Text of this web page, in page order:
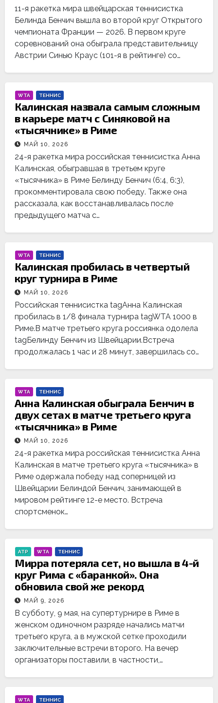
11-я ракетка мира швейцарская теннисистка
Белинда Бенчич вышла во второй круг Открытого
чемпионата Франции — 2026. В первом круге
соревнований она обыграла представительницу
Австрии Синью Краус (101-я в рейтинге) со…
WTA ТЕННИС
Калинская назвала самым сложным
в карьере матч с Синяковой на
«тысячнике» в Риме
МАЙ 10, 2026
24-я ракетка мира российская теннисистка Анна
Калинская, обыгравшая в третьем круге
«тысячника» в Риме Белинду Бенчич (6:4, 6:3),
прокомментировала свою победу. Также она
рассказала, как восстанавливалась после
предыдущего матча с…
WTA ТЕННИС
Калинская пробилась в четвертый
круг турнира в Риме
МАЙ 10, 2026
Российская теннисистка tagАнна Калинская
пробилась в 1/8 финала турнира tagWTA 1000 в
Риме.В матче третьего круга россиянка одолела
tagБелинду Бенчич из Швейцарии.Встреча
продолжалась 1 час и 28 минут, завершилась со…
WTA ТЕННИС
Анна Калинская обыграла Бенчич в
двух сетах в матче третьего круга
«тысячника» в Риме
МАЙ 10, 2026
24-я ракетка мира российская теннисистка Анна
Калинская в матче третьего круга «тысячника» в
Риме одержала победу над соперницей из
Швейцарии Белиндой Бенчич, занимающей в
мировом рейтинге 12-е место. Встреча
спортсменок…
ATP WTA ТЕННИС
Мирра потеряла сет, но вышла в 4-й
круг Рима с «баранкой». Она
обновила свой же рекорд
МАЙ 9, 2026
В субботу, 9 мая, на супертурнире в Риме в
женском одиночном разряде начались матчи
третьего круга, а в мужской сетке проходили
заключительные встречи второго. На вечер
организаторы поставили, в частности,…
WTA ТЕННИС